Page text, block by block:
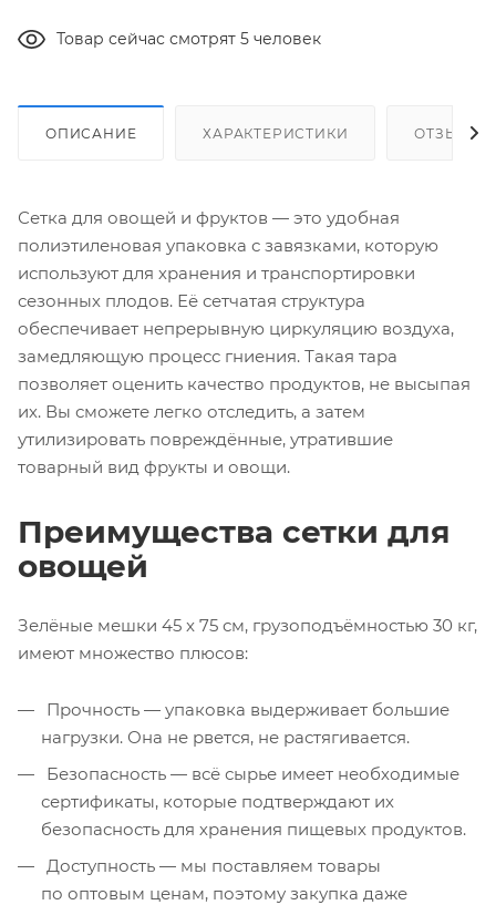
Товар сейчас смотрят 5 человек
ОПИСАНИЕ ХАРАКТЕРИСТИКИ ОТЗЫВЫ
Сетка для овощей и фруктов — это удобная
полиэтиленовая упаковка с завязками, которую
используют для хранения и транспортировки
сезонных плодов. Её сетчатая структура
обеспечивает непрерывную циркуляцию воздуха,
замедляющую процесс гниения. Такая тара
позволяет оценить качество продуктов, не высыпая
их. Вы сможете легко отследить, а затем
утилизировать повреждённые, утратившие
товарный вид фрукты и овощи.
Преимущества сетки для
овощей
Зелёные мешки 45 x 75 см, грузоподъёмностью 30 кг,
имеют множество плюсов:
Прочность — упаковка выдерживает большие
нагрузки. Она не рвется, не растягивается.
Безопасность — всё сырье имеет необходимые
сертификаты, которые подтверждают их
безопасность для хранения пищевых продуктов.
Доступность — мы поставляем товары
по оптовым ценам, поэтому закупка даже